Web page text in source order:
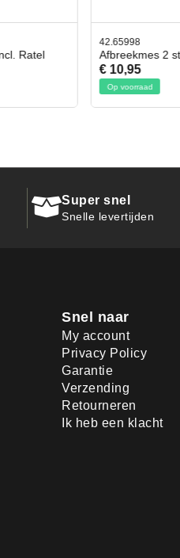
42.65998
Afbreekmes 2 stuks
€ 10,95
Op voorraad
Super snel
Snelle levertijden
Snel naar
My account
Privacy Policy
Garantie
Verzending
Retourneren
Ik heb een klacht